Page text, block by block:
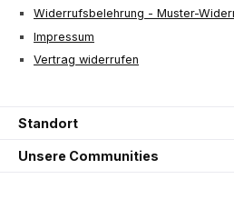
Widerrufsbelehrung - Muster-
Impressum
Vertrag widerrufen
Standort
Unsere Communities